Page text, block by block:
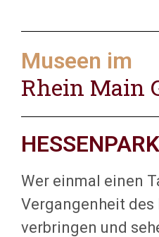
Schloss
Museen im
Rhein Main
HESSENPARK
Wer einmal einen
Vergangenheit des
verbringen und